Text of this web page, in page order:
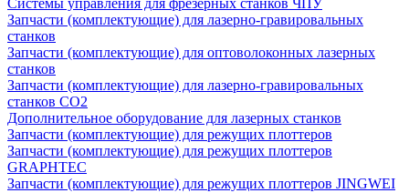
Запчасти (комплектующие) для лазерно-гравировальных
станков
Запчасти (комплектующие) для оптоволоконных лазерных
станков
Запчасти (комплектующие) для лазерно-гравировальных
станков CO2
Дополнительное оборудование для лазерных станков
Запчасти (комплектующие) для режущих плоттеров
Запчасти (комплектующие) для режущих плоттеров
GRAPHTEC
Запчасти (комплектующие) для режущих плоттеров JINGWEI